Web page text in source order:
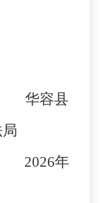
华容县
2026年